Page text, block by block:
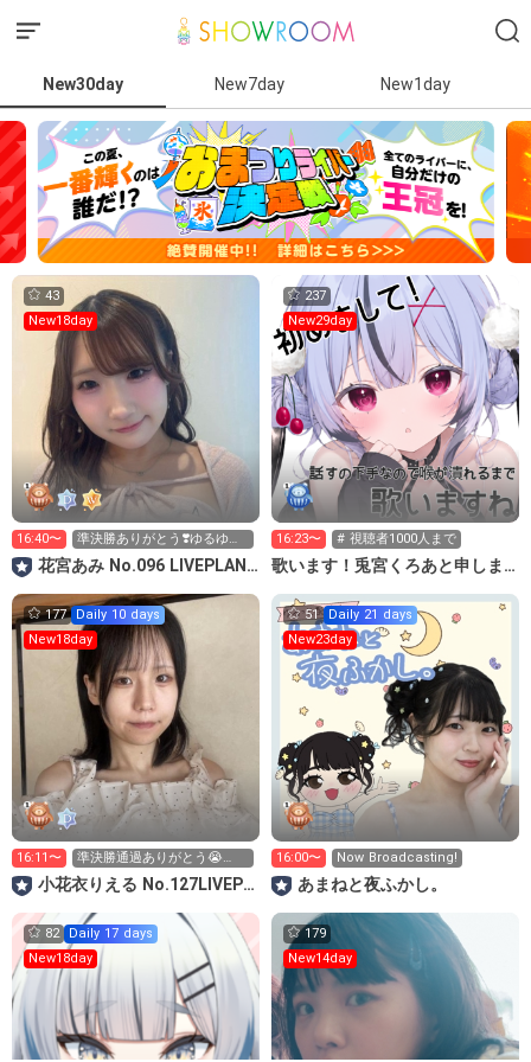
New30day New7day New1day
43
New18day
16:40〜
準決勝ありがとう❣️ゆるゆる
カラオケ配信だよ🎤♡
花宮あみ No.096 LIVEPLANET新アイドルAD
237
New29day
16:23〜 # 視聴者1000人まで
歌います！兎宮くろあと申します🐰🍒
177
Daily 10 days
New18day
16:11〜
準決勝通過ありがとう😭🫶🏻
明日から決勝です！！
小花衣りえる No.127LIVEPLANET新アイドルAD
51
Daily 21 days
New23day
16:00〜 Now Broadcasting!
あまねと夜ふかし。
82
Daily 17 days
New18day
179
New14day